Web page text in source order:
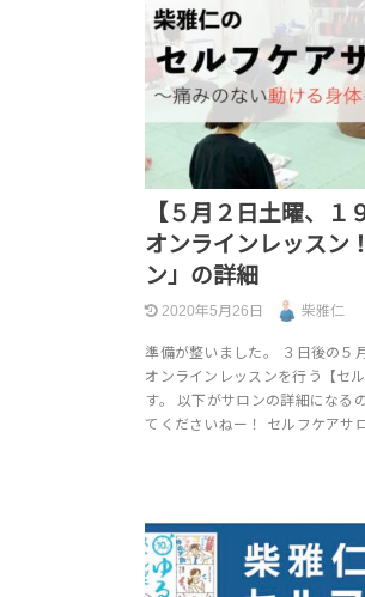
【５月２日土曜、１
オンラインレッスン
ン」の詳細
2020年5月26日 柴雅仁
準備が整いました。 ３日後の５
オンラインレッスンを行う【セ
す。 以下がサロンの詳細になる
てくださいねー！ セルフケアサ